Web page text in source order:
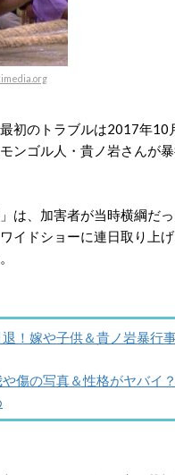
最初のトラブルは2017年10
ンゴル人・貴ノ岩さんが
」は、加害者が当時横綱だ
イドショーに連日取り上
！嫁や子供＆貴ノ岩暴行
傷の写真＆性格がヤバイ